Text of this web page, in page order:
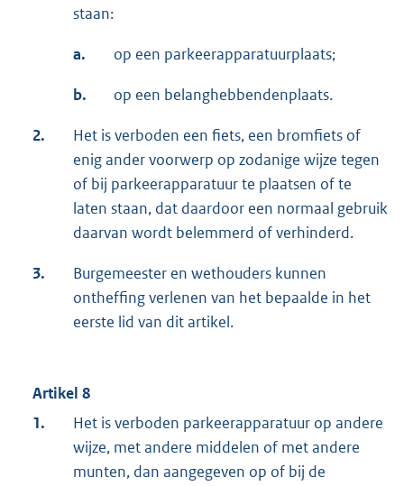
staan:
a. op een parkeerapparatuurplaats;
b. op een belanghebbendenplaats.
2.
Het is verboden een fiets, een bromfiets of
enig ander voorwerp op zodanige wijze tegen
of bij parkeerapparatuur te plaatsen of te
laten staan, dat daardoor een normaal gebruik
daarvan wordt belemmerd of verhinderd.
3.
Burgemeester en wethouders kunnen
ontheffing verlenen van het bepaalde in het
eerste lid van dit artikel.
Artikel 8
1.
Het is verboden parkeerapparatuur op andere
wijze, met andere middelen of met andere
munten, dan aangegeven op of bij de